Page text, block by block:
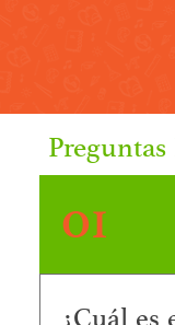
Preguntas
01